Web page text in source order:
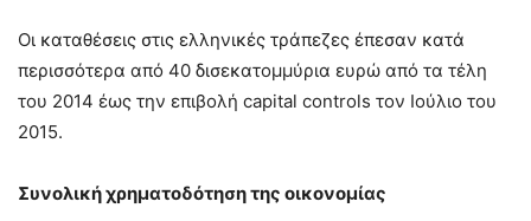
Οι καταθέσεις στις ελληνικές τράπεζες έπεσαν κατά
περισσότερα από 40 δισεκατομμύρια ευρώ από τα τέλη
του 2014 έως την επιβολή capital controls τον Ιούλιο του
2015.
Συνολική χρηματοδότηση της οικονομίας